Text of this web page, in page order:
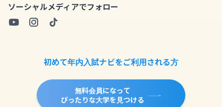
ソーシャルメディアでフォロー
初めて年内入試ナビをご利用される方
無料会員になって
ぴったりな大学を見つける